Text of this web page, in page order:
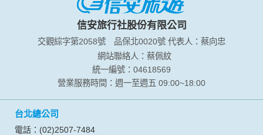
信安旅行社股份有限公司
交觀綜字第2058號 品保北0020號 代表人：蔡向忠
網站聯絡人：蔡佩紋
統一編號：04618569
營業服務時間：週一至週五 09:00~18:00
台北總公司
電話：(02)2507-7484